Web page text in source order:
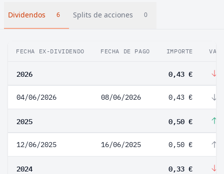
Dividendos 6 Splits de acciones 0
FECHA EX-DIVIDENDO FECHA DE PAGO IMPORTE
2026 0,43 €
04/06/2026 08/06/2026 0,43 €
2025 0,50 €
12/06/2025 16/06/2025 0,50 €
2024 0,33 €